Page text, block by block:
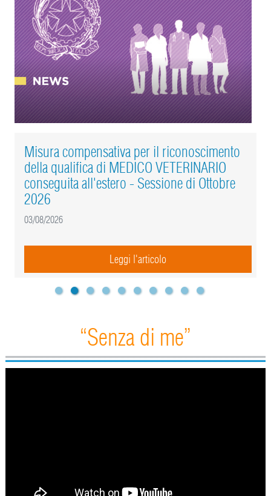
Misura compensativa per il riconoscimento
della qualifica di MEDICO VETERINARIO
conseguita all'estero - Sessione di Ottobre
2026
03/08/2026
Leggi l'articolo
“Senza di me”